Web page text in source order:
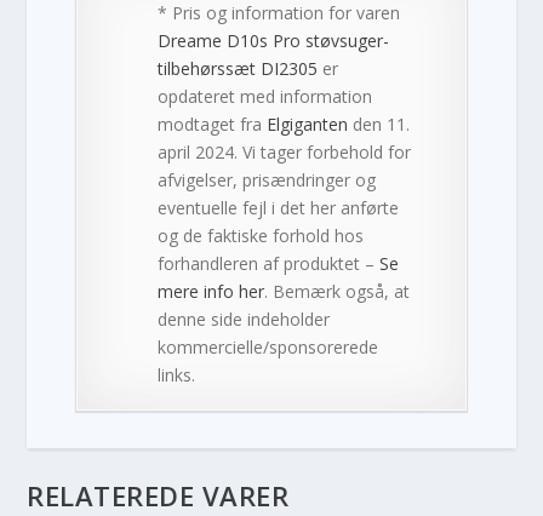
* Pris og information for varen
Dreame D10s Pro støvsuger-
tilbehørssæt DI2305 er
opdateret med information
modtaget fra Elgiganten den 11.
april 2024. Vi tager forbehold for
afvigelser, prisændringer og
eventuelle fejl i det her anførte
og de faktiske forhold hos
forhandleren af produktet –Se
mere info her. Bemærk også, at
denne side indeholder
kommercielle/sponsorerede
links.
RELATEREDE VARER